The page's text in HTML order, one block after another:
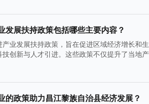
发展扶持政策包括哪些主要内容？
业发展扶持政策，旨在促进区域经济增长和
创新与人才引进。这些政策不仅提升了当地
的政策助力昌江黎族自治县经济发展？